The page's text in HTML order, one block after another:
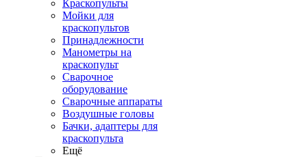
Краскопульты
Мойки для
краскопультов
Принадлежности
Манометры на
краскопульт
Сварочное
оборудование
Сварочные аппараты
Воздушные головы
Бачки, адаптеры для
краскопульта
Ещё